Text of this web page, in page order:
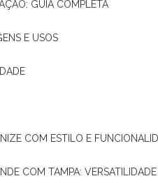
GUÍA COMPLETA
E USOS
COM ESTILO E
COM TAMPA: